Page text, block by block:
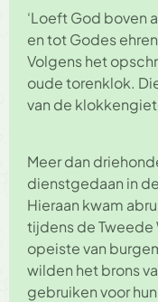
‘Loeft God boven
en tot Godes
Volgens het
oude torenklok.
van de
Meer dan
dienstgedaan in
Hieraan kwam
tijdens de
opeiste van
wilden het brons
gebruiken voor